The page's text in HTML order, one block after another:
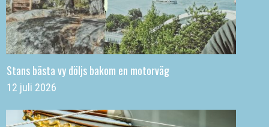
Stans bästa vy döljs bakom en motorväg
12 juli 2026